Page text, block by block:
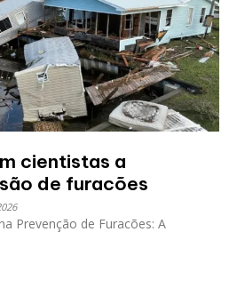
cientistas a
de furacões
Prevenção de Furacões: A